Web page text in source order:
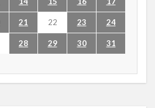
21 22 23 24
28 29 30
31